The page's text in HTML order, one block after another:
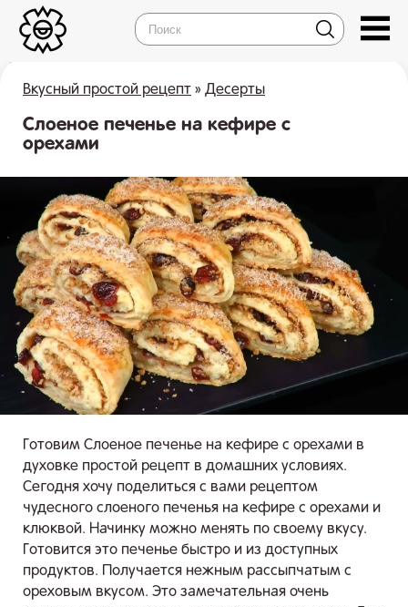
Вкусный простой рецепт » Десерты
Слоеное печенье на кефире с
орехами
Готовим Слоеное печенье на кефире с орехами в
духовке простой рецепт в домашних условиях.
Сегодня хочу поделиться с вами рецептом
чудесного слоеного печенья на кефире с орехами и
клюквой. Начинку можно менять по своему вкусу.
Готовится это печенье быстро и из доступных
продуктов. Получается нежным рассыпчатым с
ореховым вкусом. Это замечательная очень